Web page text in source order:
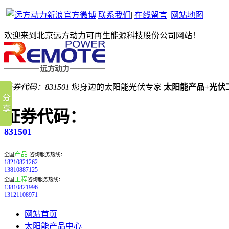
联系我们 | 在线留言| 网站地图
欢迎来到北京远方动力可再生能源科技股份公司网站！
证券代码：831501 您身边的太阳能光伏专家 太阳能产品+光伏
证券代码：
831501
全国 产品 咨询服务热线：
18210821262
13810887125
全国 工程咨询服务热线：
13810821996
13121108971
网站首页
太阳能产品中心